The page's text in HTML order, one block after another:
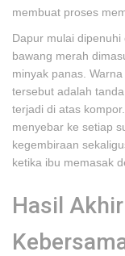
membuat proses
Dapur mulai
bawang merah
minyak panas.
tersebut adalah
terjadi di atas
menyebar ke setiap
kegembiraan
ketika ibu memasak
Hasil